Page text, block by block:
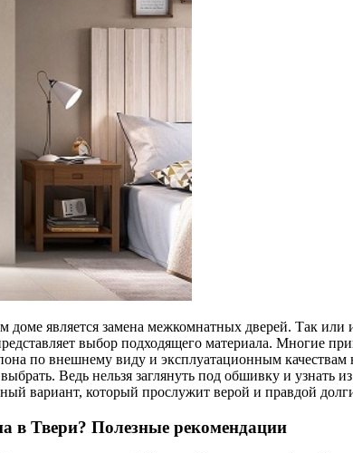
доме является замена межкомнатных дверей. Так
выбор подходящего материала. Многие
по внешнему виду и эксплуатационным
Ведь нельзя заглянуть под обшивку и
вариант, который прослужит верой и правдой
в Твери? Полезные рекомендации